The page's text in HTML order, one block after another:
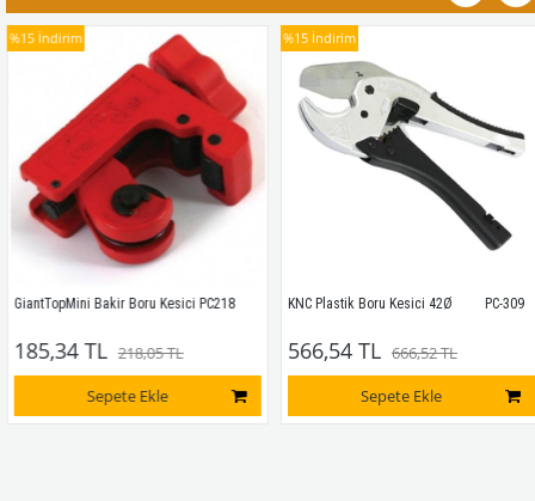
GiantTopMini Bakir Boru Kesici PC218
185,34 TL 218,05 TL
Sepete Ekle
İndirim
KNC Plastik Boru Kesici 42Ø         PC-309
566,54 TL 666,52 TL
Sepete Ekle
%15 İndirim